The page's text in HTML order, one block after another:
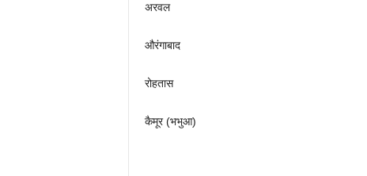
अरवल
औरंगाबाद
रोहतास
कैमूर (भभुआ)